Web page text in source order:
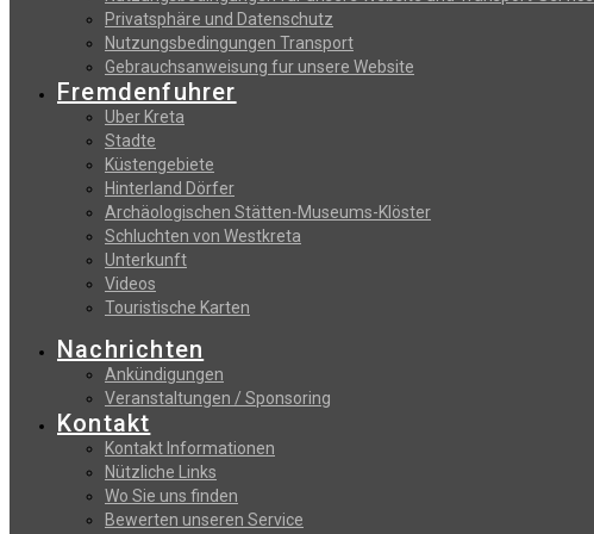
Privatsphäre und Datenschutz
Nutzungsbedingungen Transport
Gebrauchsanweisung fur unsere Website
Fremdenfuhrer
Uber Kreta
Stadte
Küstengebiete
Hinterland Dörfer
Archäologischen Stätten-Museums-Klöster
Schluchten von Westkreta
Unterkunft
Videos
Touristische Karten
Nachrichten
Ankündigungen
Veranstaltungen / Sponsoring
Kontakt
Kontakt Informationen
Nützliche Links
Wo Sie uns finden
Bewerten unseren Service